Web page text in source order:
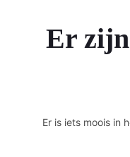
Er zijn
Er is iets moois in